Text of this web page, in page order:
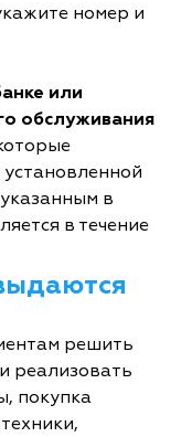
номер и
или
обслуживания
в
в течение
решить
реализовать
покупка